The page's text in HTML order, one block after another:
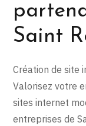
Saint
Création de site
Valorisez votre
sites internet
entreprises de